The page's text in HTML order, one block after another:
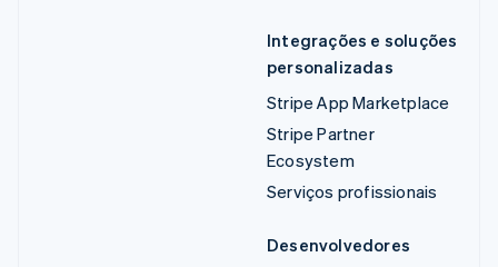
Integrações e soluções
personalizadas
Stripe App Marketplace
Stripe Partner
Ecosystem
Serviços profissionais
Desenvolvedores